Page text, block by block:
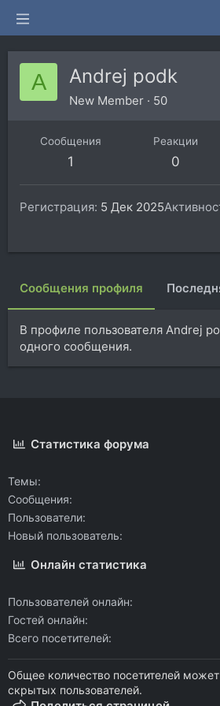
A Andrej podk
New Member · 50
Сообщения
1
Реакции
0
Регистрация 5 Дек 2025
Сообщения профиля
В профиле пользователя Andrej
одного сообщения.
Статистика форума
Темы
Сообщения
Пользователи
Новый пользователь
Онлайн статистика
Пользователей онлайн
Гостей онлайн
Всего посетителей
Общее количество посетителей
скрытых пользователей.